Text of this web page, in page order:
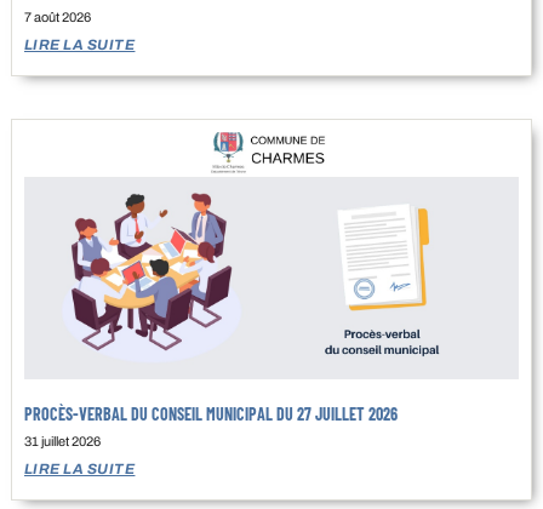
7 août 2026
LIRE LA SUITE
PROCÈS-VERBAL DU CONSEIL MUNICIPAL DU 27 JUILLET 2026
31 juillet 2026
LIRE LA SUITE